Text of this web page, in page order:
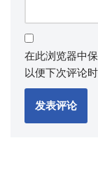
在此浏览器中
以便下次评论时